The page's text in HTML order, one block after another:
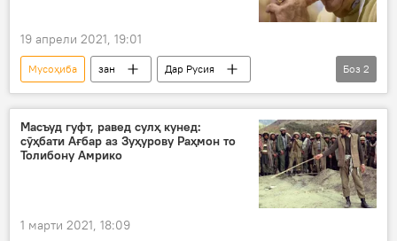
19 апрели 2021, 19:01
Мусоҳиба зан
Дар Русия
Иҷтимоъ
мард
Боз 2
Масъуд гуфт, равед сулҳ кунед:
сӯҳбати Ағбар аз Зуҳурову Раҳмон то
Толибону Амрико
1 марти 2021, 18:09